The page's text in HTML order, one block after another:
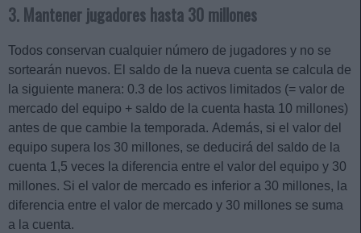
3. Mantener jugadores hasta 30 millones
Todos conservan cualquier número de jugadores y no se
sortearán nuevos. El saldo de la nueva cuenta se calcula de
la siguiente manera: 0.3 de los activos limitados (= valor de
mercado del equipo + saldo de la cuenta hasta 10 millones)
antes de que cambie la temporada. Además, si el valor del
equipo supera los 30 millones, se deducirá del saldo de la
cuenta 1,5 veces la diferencia entre el valor del equipo y 30
millones. Si el valor de mercado es inferior a 30 millones, la
diferencia entre el valor de mercado y 30 millones se suma
a la cuenta.